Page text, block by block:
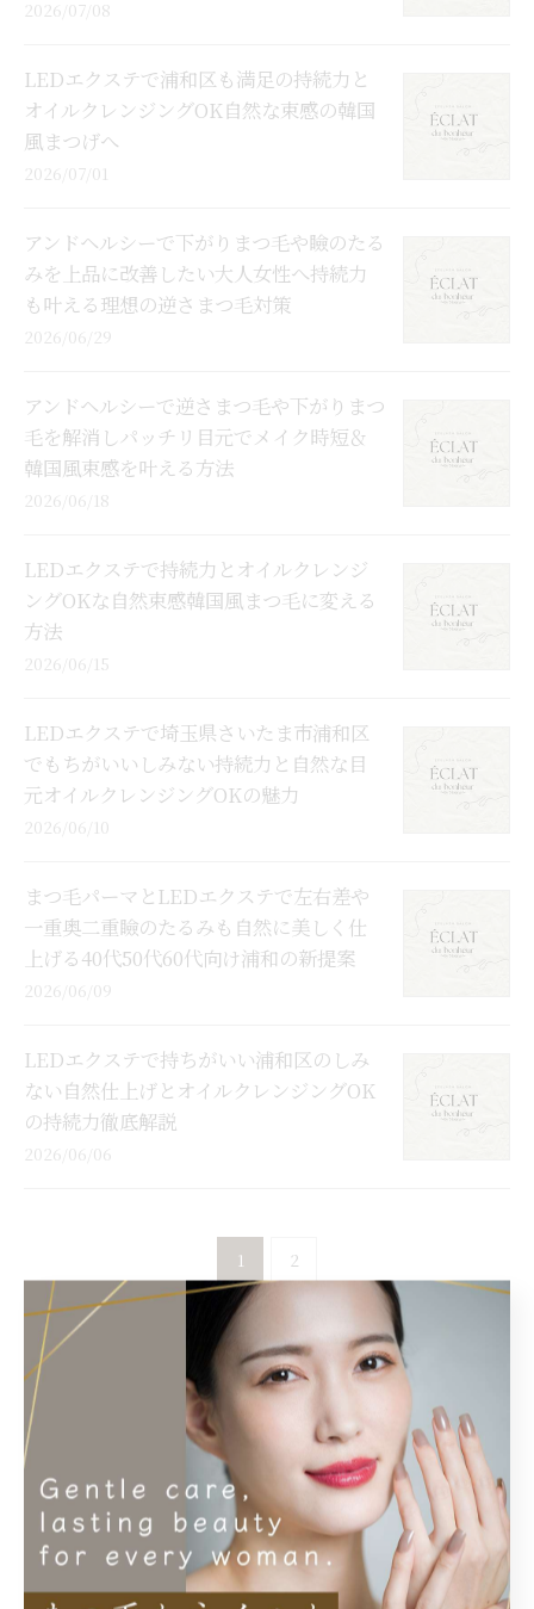
2026/07/08
LEDエクステで浦和区も満足の持続力と
オイルクレンジングOK自然な束感の韓国
風まつげへ
2026/07/01
アンドヘルシーで下がりまつ毛や瞼のたる
みを上品に改善したい大人女性へ持続力
も叶える理想の逆さまつ毛対策
2026/06/29
アンドヘルシーで逆さまつ毛や下がりまつ
毛を解消しパッチリ目元でメイク時短＆
韓国風束感を叶える方法
2026/06/18
LEDエクステで持続力とオイルクレンジ
ングOKな自然束感韓国風まつ毛に変える
方法
2026/06/15
LEDエクステで埼玉県さいたま市浦和区
でもちがいいしみない持続力と自然な目
元オイルクレンジングOKの魅力
2026/06/10
まつ毛パーマとLEDエクステで左右差や
一重奥二重瞼のたるみも自然に美しく仕
上げる40代50代60代向け浦和の新提案
2026/06/09
LEDエクステで持ちがいい浦和区のしみ
ない自然仕上げとオイルクレンジングOK
の持続力徹底解説
2026/06/06
1 2
カテゴリー Categories
全てのカテゴリー
LED
LEDエクステ
まつ毛パーマ＋眉Wax